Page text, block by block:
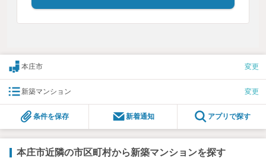
本庄市 変更
新築マンション 変更
条件を保存 新着通知 アプリで探す
本庄市近隣の市区町村から新築マンションを探す